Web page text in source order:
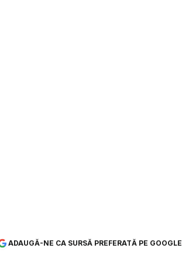
ADAUGĂ-NE CA SURSĂ PREFERATĂ PE GOOGLE